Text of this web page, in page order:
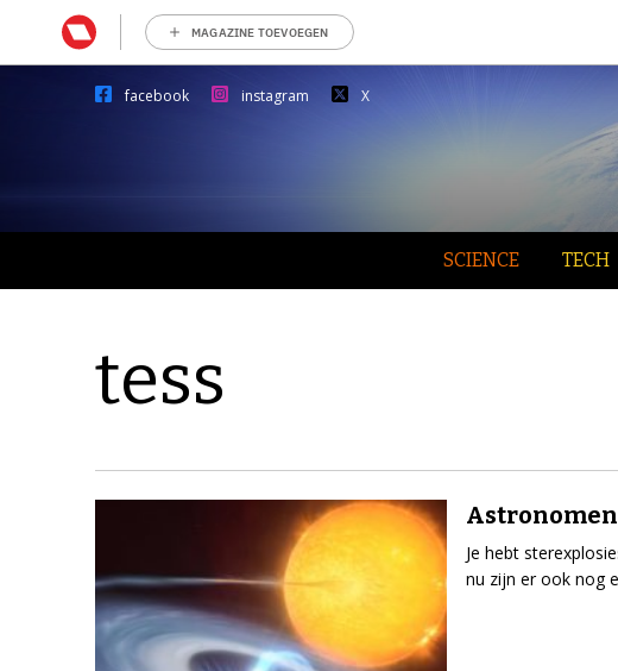
MAGAZINE TOEVOEGEN
facebook instagram X
SCIENCE TECH
tess
Je hebt
nu zijn er ook nog